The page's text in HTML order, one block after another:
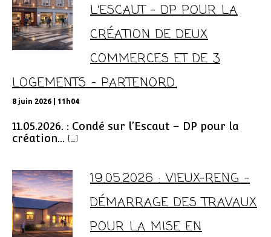
L’ESCAUT – DP POUR LA
CRÉATION DE DEUX
COMMERCES ET DE 3
LOGEMENTS – PARTENORD.
8 juin 2026 | 11h04
11.05.2026. : Condé sur l’Escaut – DP pour la
création... [...]
19.05.2026 : VIEUX-RENG –
DÉMARRAGE DES TRAVAUX
POUR LA MISE EN